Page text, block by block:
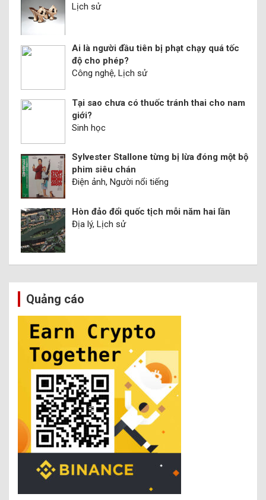
Lịch sử
Ai là người đầu tiên bị phạt chạy quá tốc
độ cho phép?
Công nghệ, Lịch sử
Tại sao chưa có thuốc tránh thai cho nam
giới?
Sinh học
Sylvester Stallone từng bị lừa đóng một bộ
phim siêu chán
Điện ảnh, Người nổi tiếng
Hòn đảo đổi quốc tịch mỗi năm hai lần
Địa lý, Lịch sử
Quảng cáo